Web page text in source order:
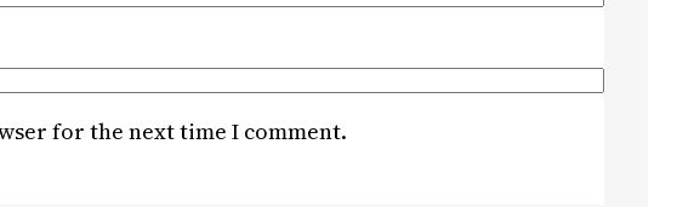
for the next time I comment.